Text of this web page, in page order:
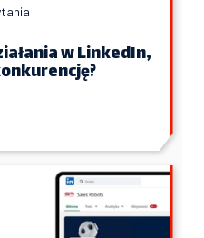
w LinkedIn,